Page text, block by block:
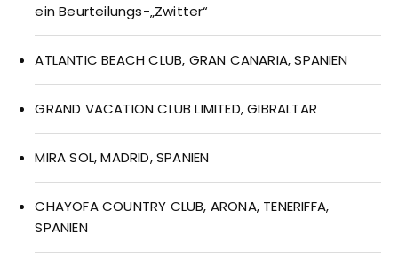
ein Beurteilungs-„Zwitter“
ATLANTIC BEACH CLUB, GRAN CANARIA, SPANIEN
GRAND VACATION CLUB LIMITED, GIBRALTAR
MIRA SOL, MADRID, SPANIEN
CHAYOFA COUNTRY CLUB, ARONA, TENERIFFA,
SPANIEN